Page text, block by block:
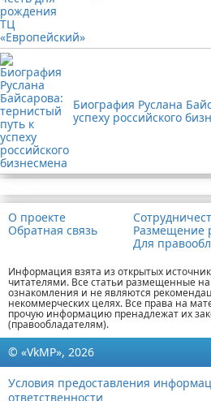
Биография Руслана
успеху российского
О проекте
Обратная связь
Размещение
Для
Информация взята из открытых
читателями. Все статьи размещенные
ознакомления и не являются
некоммерческих целях. Все права на
прочую информацию пренадлежат их
(правообладателям).
© «VkMP», 2026
Условия предоставления
ответственности